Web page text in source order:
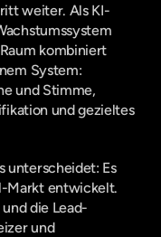
weiter. Als KI-
kombiniert
System:
und Stimme,
und gezieltes
unterscheidet: Es
Markt entwickelt.
die Lead-
und